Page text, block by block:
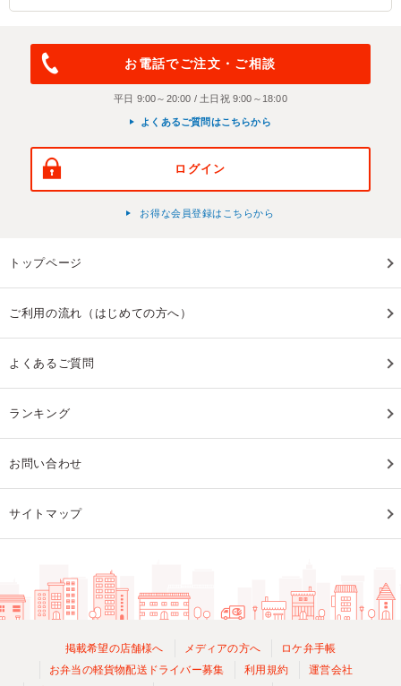
お電話でご注文・ご相談
平日 9:00～20:00 / 土日祝 9:00～18:00
よくあるご質問はこちらから
ログイン
お得な会員登録はこちらから
トップページ
ご利用の流れ（はじめての方へ）
よくあるご質問
ランキング
お問い合わせ
サイトマップ
掲載希望の店舗様へ メディアの方へ
ロケ弁手帳
お弁当の軽貨物配送ドライバー募集
利用規約
運営会社